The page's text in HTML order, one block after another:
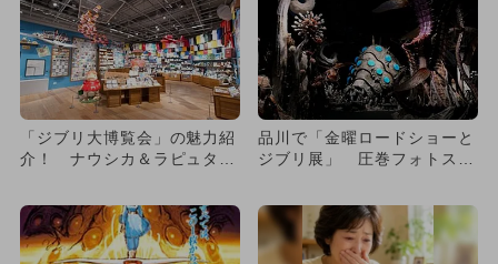
「ジブリ大博覧会」の魅力紹
介！ ナウシカ＆ラピュタ＆
品川で「金曜ロードショーと
ジブリ展」 圧巻フォトスポ